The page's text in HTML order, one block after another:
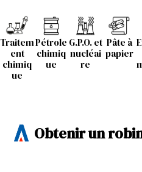
Traitem
ent
chimiq
ue
Pétrole
chimiq
ue
G.P.O. et
nucléai
re
Pâte à
papier
Obtenir un